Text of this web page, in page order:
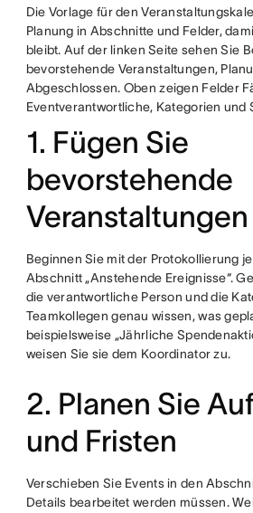
Die Vorlage für den
Planung in Abschnitte und Felder,
bleibt. Auf der linken Seite sehen Sie
bevorstehende Veranstaltungen,
Abgeschlossen. Oben zeigen Felder
Eventverantwortliche, Kategorien und
1. Fügen Sie
bevorstehende
Beginnen Sie mit der Protokollierung
Abschnitt „Anstehende Ereignisse“.
die verantwortliche Person und die
Teamkollegen genau wissen, was
beispielsweise „Jährliche
weisen Sie sie dem Koordinator zu.
2. Planen Sie
und Fristen
Verschieben Sie Events in den
Details bearbeitet werden müssen.